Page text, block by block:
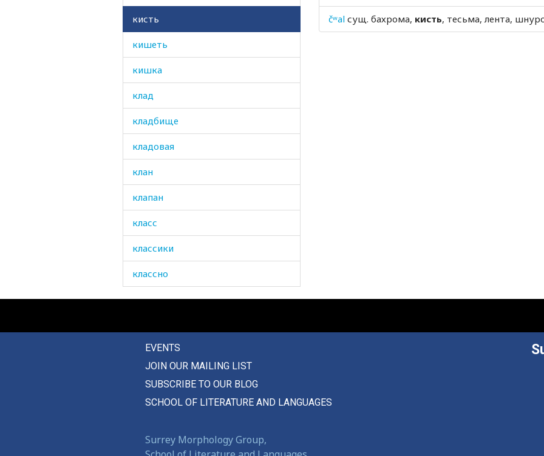
кисть
кишеть
кишка
клад
кладбище
кладовая
клан
клапан
класс
классики
классно
классный
клевать
клеветать
клетка
čʷal сущ. бахрома, кисть, тесьма, лента,
EVENTS
JOIN OUR MAILING LIST
SUBSCRIBE TO OUR BLOG
SCHOOL OF LITERATURE AND LANGUAGES
Surrey Morphology Group,